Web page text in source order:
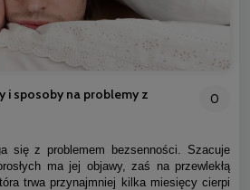
i sposoby na problemy z
0
się z problemem bezsenności. Szacuje
ma jej objawy, zaś na przewlekłą
trwa przynajmniej kilka miesięcy cierpi